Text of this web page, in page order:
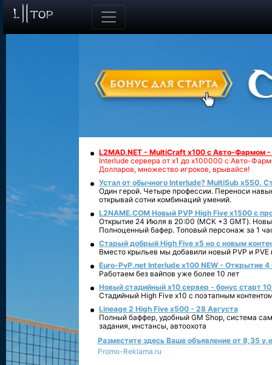
L2MAD.NET - MultiCraft x100 с Авто-Фармом
Interlude сервера от х1 до х100000 с Авто-
Долларов, множество игроков, врывайся!
Устал от обычного Interlude? MultiSub x550.
Один герой. Четыре профессии. Переноси
открывай сотни комбинаций умений.
L2NAME.COM Новый PVP High Five x1500 с
Открытие 24 Июля в 20:00 (МСК +3 GMT).
Полноценный бафер. Топовый персонаж за 1
Старый добрый High Five x5 но с новым
Вместо крыльев мы добавили новый PVP и PVE
Euro-PvP.net Interlude х100 NEW - Открытие 4
Работаем без вайпов уже более 10 лет
Новый стадийный х10 сервер - бонус старт
Стадийный High Five x10 с поэтапным
Lineage 2 High Five x500 - 28 Августа
Полный баффер, удобный GM Shop, система
задания, инстансы, автоохота
Разместите здесь Ваше объявление от 8,35
Promo-Reklama.ru